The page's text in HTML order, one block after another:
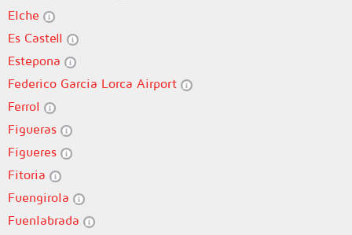
Elche
Es Castell
Estepona
Federico Garcia Lorca Airport
Ferrol
Figueras
Figueres
Fitoria
Fuengirola
Fuenlabrada